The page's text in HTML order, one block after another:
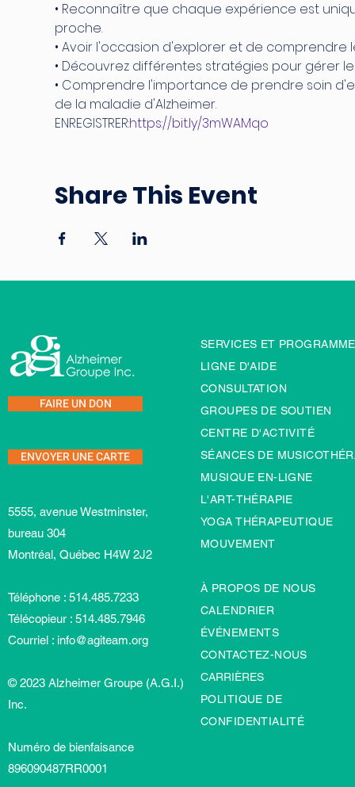
• Reconnaître que chaque expérience est
proche.
• Avoir l'occasion d'explorer et de
• Découvrez différentes stratégies pour gérer
• Comprendre l'importance de prendre soin
de la maladie d'Alzheimer.
ENREGISTRER:https://bit.ly/3mWAMqo
Share This Event
FAIRE UN DON
ENVOYER UNE CARTE
5555, avenue Westminster,
bureau 304
Montréal, Québec H4W 2J2
Téléphone : 514.485.7233
Télécopieur : 514.485.7946
Courriel : info@agiteam.org
© 2023 Alzheimer Groupe (A.G.I.)
Inc.
Numéro de bienfaisance
896090487RR0001
SERVICES ET
LIGNE D'AIDE
CONSULTATION
GROUPES DE SOUTIEN
CENTRE D'ACTIVITÉ
SÉANCES DE
MUSIQUE EN-LIGNE
L'ART-THÉRAPIE
YOGA THÉRAPEUTIQUE
MOUVEMENT
À PROPOS DE NOUS
CALENDRIER
ÉVÉNEMENTS
CONTACTEZ-NOUS
CARRIÈRES
POLITIQUE DE
CONFIDENTIALITÉ